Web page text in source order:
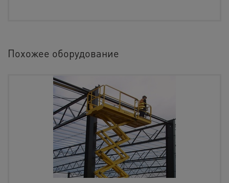
Похожее оборудование